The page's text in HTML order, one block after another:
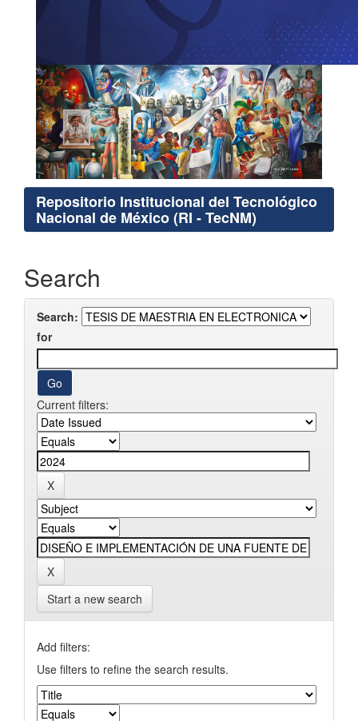
Repositorio Institucional del Tecnológico
Nacional de México (RI - TecNM)
Search
Search:
for
Current filters:
Start a new search
Add filters:
Use filters to refine the search results.